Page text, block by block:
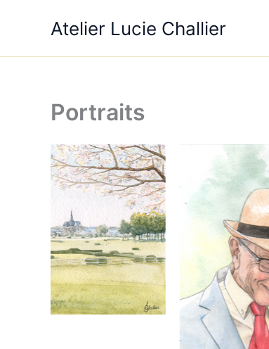
Atelier Lucie Challier
Portraits